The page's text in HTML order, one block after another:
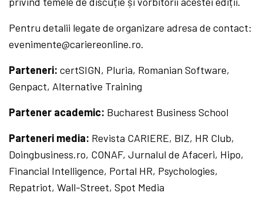
Pentru detalii legate de organizare adresa de contact:
evenimente@cariereonline.ro.
Parteneri: certSIGN, Pluria, Romanian Software,
Genpact, Alternative Training
Partener academic: Bucharest Business School
Parteneri media: Revista CARIERE, BIZ, HR Club,
Doingbusiness.ro, CONAF, Jurnalul de Afaceri, Hipo,
Financial Intelligence, Portal HR, Psychologies,
Repatriot, Wall-Street, Spot Media